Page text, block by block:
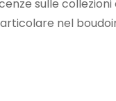
sulle collezioni
nel